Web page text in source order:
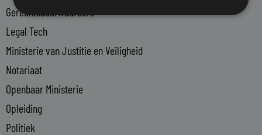
n
Gerechtsdeurwaarders
Legal Tech
Ministerie van Justitie en Veiligheid
Notariaat
Openbaar Ministerie
Opleiding
Politiek